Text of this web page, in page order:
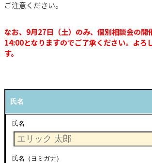
ご注意ください。
なお、9月27日（土）のみ、個別相談会の開
14:00となりますのでご了承ください。よろ
す。
氏名
氏名
氏名（ヨミガナ）